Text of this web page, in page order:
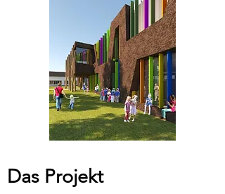
Das Projekt